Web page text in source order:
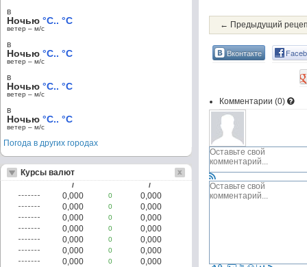
← Предыдущий
Вконтакте
Комментарии (0)
в
Ночью °C.. °C
ветер – м/c
в
Ночью °C.. °C
ветер – м/c
в
Ночью °C.. °C
ветер – м/c
в
Ночью °C.. °C
ветер – м/c
Погода в других городах
Курсы валют
/ /
0,000 0
0,000
0,000
0
0,000
0,000
0
0,000
0,000
0
0,000
0,000
0
0,000
0,000
0
0,000
0,000
0
0,000